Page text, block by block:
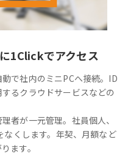
1Clickでアクセス
で社内のミニPCへ接続。ID
るクラウドサービスなどの
者が一元管理。社員個人、
くします。年契、月額など
ます。